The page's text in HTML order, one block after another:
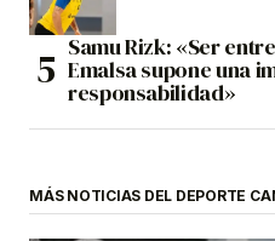
Samu Rizk: «Ser
Emalsa supone una
responsabilidad»
MÁS NOTICIAS DEL DEPORTE